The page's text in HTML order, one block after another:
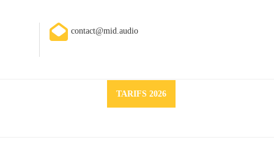
contact@mid.audio
TARIFS 2026Request
a